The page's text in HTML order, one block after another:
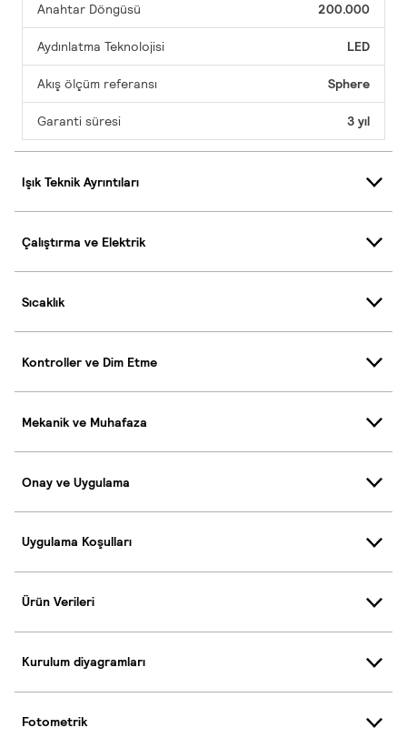
Anahtar Döngüsü 200.000
Aydınlatma Teknolojisi LED
Akış ölçüm referansı Sphere
Garanti süresi 3 yıl
Işık Teknik Ayrıntıları
Çalıştırma ve Elektrik
Sıcaklık
Kontroller ve Dim Etme
Mekanik ve Muhafaza
Onay ve Uygulama
Uygulama Koşulları
Ürün Verileri
Kurulum diyagramları
Fotometrik